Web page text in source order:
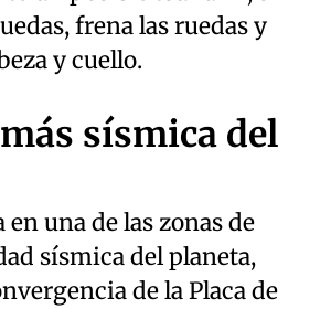
frena las ruedas y
y cuello.
sísmica del
en una de las zonas de
sísmica del planeta,
de la Placa de